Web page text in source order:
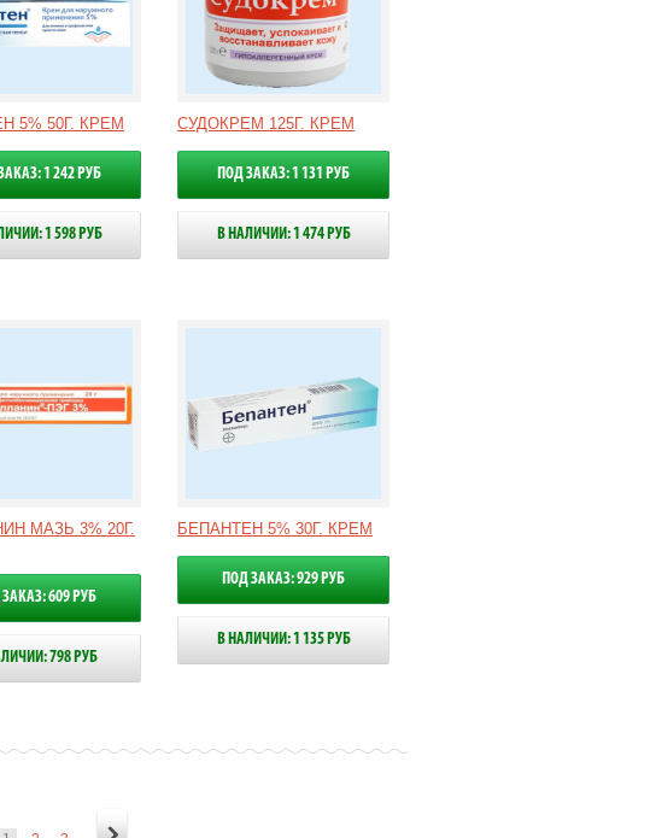
5% 50Г. КРЕМ
1 242 РУБ
1 598 РУБ
СУДОКРЕМ 125Г. КРЕМ
ПОД ЗАКАЗ: 1 131 РУБ
В НАЛИЧИИ: 1 474 РУБ
МАЗЬ 3% 20Г.
609 РУБ
798 РУБ
БЕПАНТЕН 5% 30Г. КРЕМ
ПОД ЗАКАЗ: 929 РУБ
В НАЛИЧИИ: 1 135 РУБ